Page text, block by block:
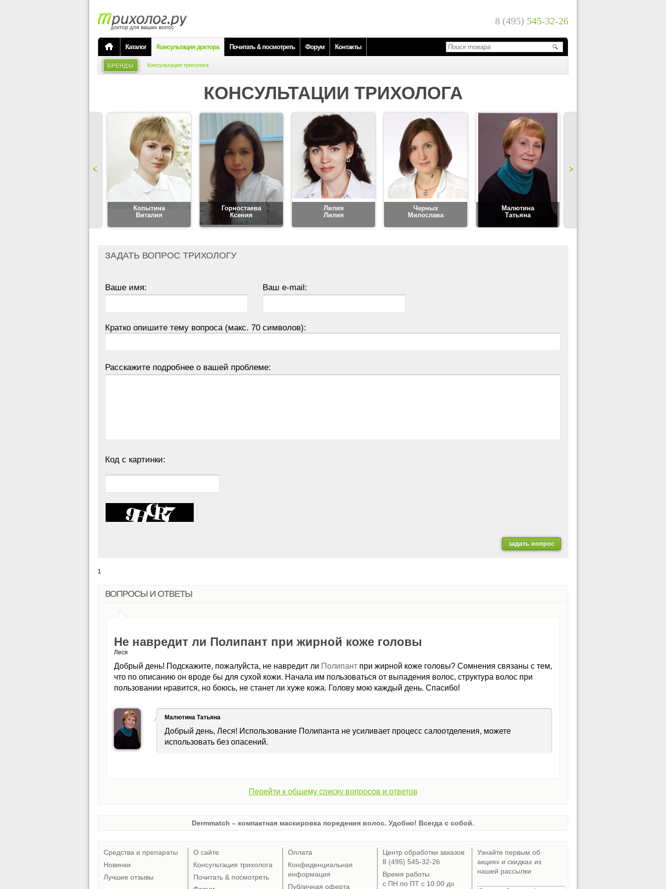
8 (495) 545-32-26
Каталог Консультация доктора Почитать & посмотреть Форум Контакты
БРЕНДЫ Консультация трихолога
КОНСУЛЬТАЦИИ ТРИХОЛОГА
Копытина
Виталия
Горностаева
Ксения
Лилия
Лилия
Черных
Милослава
Малютина
Татьяна
ЗАДАТЬ ВОПРОС ТРИХОЛОГУ
Ваше имя: Ваш e-mail:
Кратко опишите тему вопроса (макс. 70 символов):
Расскажите подробнее о вашей проблеме:
Код с картинки:
1
ВОПРОСЫ И ОТВЕТЫ
Не навредит ли Полипант при жирной коже головы
Леся
Добрый день! Подскажите, пожалуйста, не навредит ли Полипант при жирной коже головы? Сомнения связаны с тем,
что по описанию он вроде бы для сухой кожи. Начала им пользоваться от выпадения волос, структура волос при
пользовании нравится, но боюсь, не станет ли хуже кожа. Голову мою каждый день. Спасибо!
Малютина Татьяна
Добрый день, Леся! Использование Полипанта не усиливает процесс салоотделения, можете
использовать без опасений.
Перейти к общему списку вопросов и ответов
Dermmatch – компактная маскировка поредения волос. Удобно! Всегда с собой.
Средства и препараты
Новинки
Лучшие отзывы
О сайте
Консультация трихолога
Почитать & посмотреть
Оплата
Конфиденциальная
информация
Публичная оферта
Центр обработки заказов
8 (495) 545-32-26
Время работы
с ПН по ПТ с 10.00 до
Узнайте первым об
акциях и скидках из
нашей рассылки